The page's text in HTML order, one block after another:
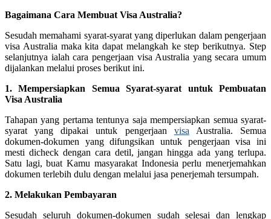
Bagaimana Cara Membuat Visa Australia?
Sesudah memahami syarat-syarat yang diperlukan dalam pengerjaan
visa Australia maka kita dapat melangkah ke step berikutnya. Step
selanjutnya ialah cara pengerjaan visa Australia yang secara umum
dijalankan melalui proses berikut ini.
1. Mempersiapkan Semua Syarat-syarat untuk Pembuatan
Visa Australia
Tahapan yang pertama tentunya saja mempersiapkan semua syarat-
syarat yang dipakai untuk pengerjaan visa Australia. Semua
dokumen-dokumen yang difungsikan untuk pengerjaan visa ini
mesti dicheck dengan cara detil, jangan hingga ada yang terlupa.
Satu lagi, buat Kamu masyarakat Indonesia perlu menerjemahkan
dokumen terlebih dulu dengan melalui jasa penerjemah tersumpah.
2. Melakukan Pembayaran
Sesudah seluruh dokumen-dokumen sudah selesai dan lengkap